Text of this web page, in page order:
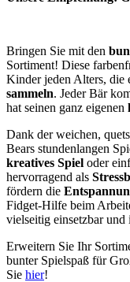
Bringen Sie mit den
Sortiment! Diese
Kinder jeden Alters, die
sammeln. Jeder Bär
hat seinen ganz eigenen
Dank der weichen,
Bears stundenlangen
kreatives Spiel oder
hervorragend als
fördern die
Fidget-Hilfe beim
vielseitig einsetzbar
Erweitern Sie Ihr
bunter Spielspaß für
Sie hier!